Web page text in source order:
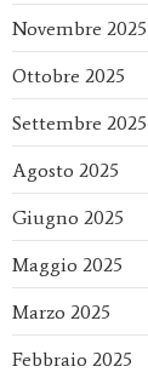
Novembre 2025
Ottobre 2025
Settembre 2025
Agosto 2025
Giugno 2025
Maggio 2025
Marzo 2025
Febbraio 2025